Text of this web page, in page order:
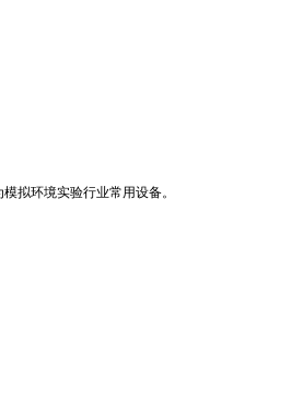
拟环境实验行业常用设备。